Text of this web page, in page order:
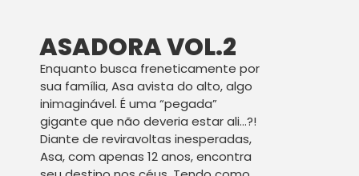
ASADORA VOL.2
Enquanto busca freneticamente por
sua família, Asa avista do alto, algo
inimaginável. É uma “pegada”
gigante que não deveria estar ali…?!
Diante de reviravoltas inesperadas,
Asa, com apenas 12 anos, encontra